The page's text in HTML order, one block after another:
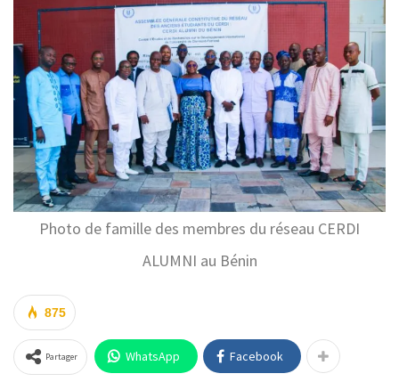
Photo de famille des membres du réseau CERDI
ALUMNI au Bénin
875
Partager WhatsApp Facebook